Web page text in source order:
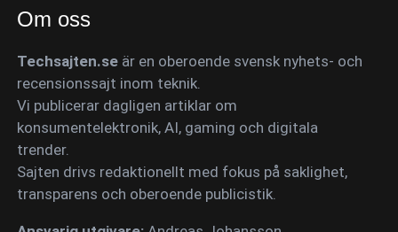
Om oss
Techsajten.se är en oberoende svensk nyhets- och
recensionssajt inom teknik.
Vi publicerar dagligen artiklar om
konsumentelektronik, AI, gaming och digitala
trender.
Sajten drivs redaktionellt med fokus på saklighet,
transparens och oberoende publicistik.